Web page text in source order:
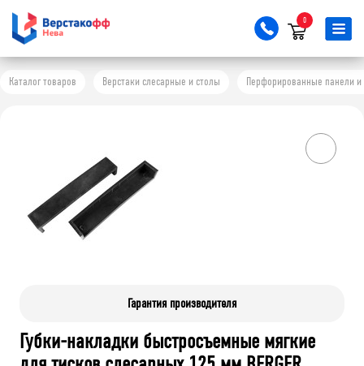
0
Каталог товаров Верстаки слесарные и столы Перфорированные панели и
Гарантия производителя
Губки-накладки быстросъемные мягкие